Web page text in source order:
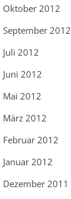
Oktober 2012
September 2012
Juli 2012
Juni 2012
Mai 2012
März 2012
Februar 2012
Januar 2012
Dezember 2011